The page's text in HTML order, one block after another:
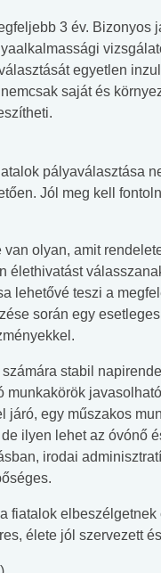
3 év. Bizonyos
egyetlen
saját és
pályaválasztása
Jól meg kell
olyan, amit
élethivatást
lehetővé teszi a
során egy
stabil
munkakörök
járó, egy műszakos
ilyen lehet az óvónő
irodai
fiatalok
élete jól szervezett